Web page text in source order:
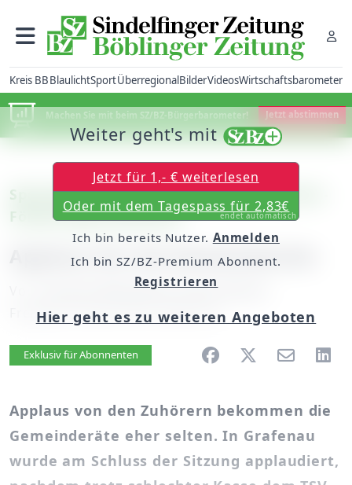
Kreis BBBlaulichtSportÜberregionalBilderVideosWirtschaftsbarometer
Machen Sie mit beim SZ/BZ-Bürgerbarometer! Jetzt abstimmen
Sportpolitik: Grafenau beschließt Vereins-
Förderungs-Richtlinien
Applaus für die Gemeinderäte
unserem Mitarbeiter Heinz Richter
Freitag, 30. April 2010, 00:00 Uhr
Artikel vorlesen
Exklusiv für Abonnenten
Applaus von den Zuhörern bekommen die
Gemeinderäte eher selten. In Grafenau
wurde am Schluss der Sitzung applaudiert,
Weiter geht's mit
Jetzt für 1,- € weiterlesen
Oder mit dem Tagespass für 2,83€
endet automatisch
Ich bin bereits Nutzer. Anmelden
Ich bin SZ/BZ-Premium Abonnent.
Registrieren
Hier geht es zu weiteren Angeboten